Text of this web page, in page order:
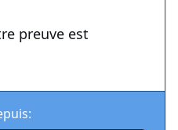
preuve est